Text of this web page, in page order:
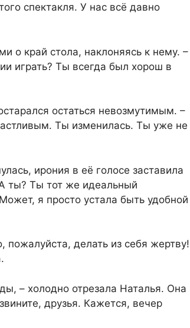
спектакля. У нас всё давно
о край стола, наклоняясь к нему. –
играть? Ты всегда был хорош в
остаться невозмутимым. –
Ты изменилась. Ты уже не
ирония в её голосе заставила
ты? Ты тот же идеальный
я просто устала быть удобной
делать из себя жертву!
– холодно отрезала Наталья. Она
друзья. Кажется, вечер